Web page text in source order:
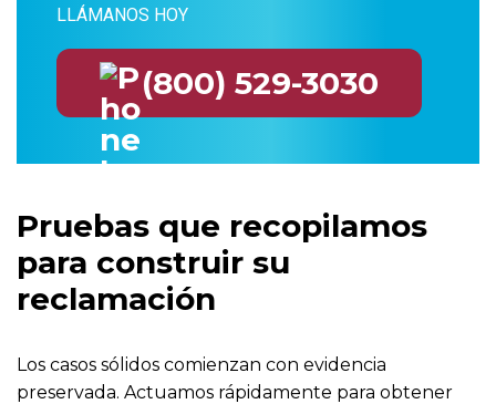
LLÁMANOS HOY
(800) 529-3030
Pruebas que recopilamos
para construir su
reclamación
Los casos sólidos comienzan con evidencia
preservada. Actuamos rápidamente para obtener